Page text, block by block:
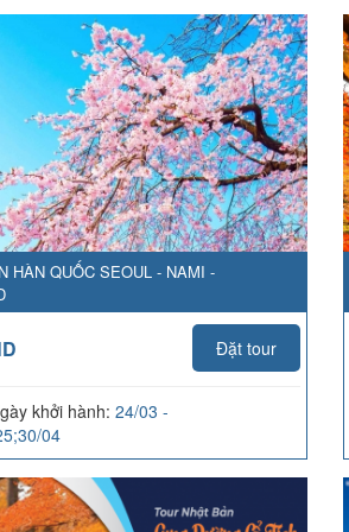
HÀN QUỐC SEOUL - NAMI -
Đặt tour
khởi hành: 24/03 -
04